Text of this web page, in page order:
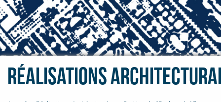
Réalisations